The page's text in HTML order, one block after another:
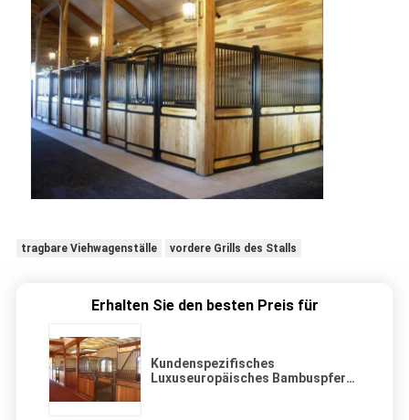
tragbare Viehwagenställe vordere Grills des Stalls
Erhalten Sie den besten Preis für
Kundenspezifisches
Luxuseuropäisches Bambuspferd